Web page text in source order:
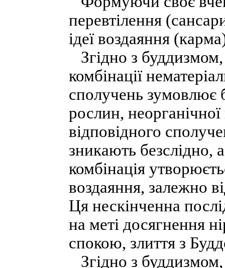
перевтілення
ідеї воздаяння
Згідно з буддизмом,
комбінації
сполучень зумовлює
рослин,
відповідного
зникають безслідно,
комбінація
воздаяння, залежно
Ця нескінченна
на меті досягнення
спокою, злиття з
Згідно з